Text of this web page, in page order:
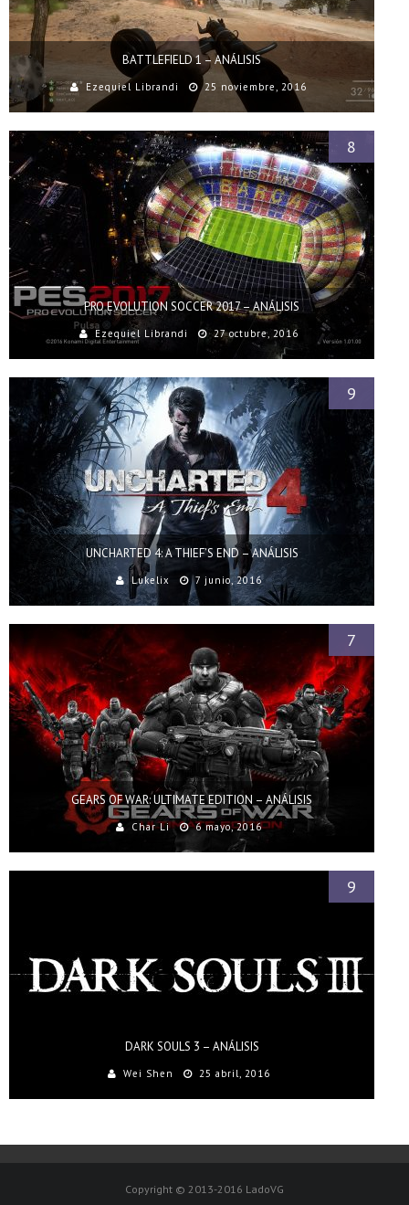
BATTLEFIELD 1 – ANÁLISIS
Ezequiel Librandi 25 noviembre, 2016
PRO EVOLUTION SOCCER 2017 – ANÁLISIS
Ezequiel Librandi 27 octubre, 2016
8
UNCHARTED 4: A THIEF’S END – ANÁLISIS
Lukelix 7 junio, 2016
9
GEARS OF WAR: ULTIMATE EDITION – ANÁLISIS
Char Li 6 mayo, 2016
7
DARK SOULS 3 – ANÁLISIS
Wei Shen 25 abril, 2016
9
Copyright © 2013-2016 LadoVG